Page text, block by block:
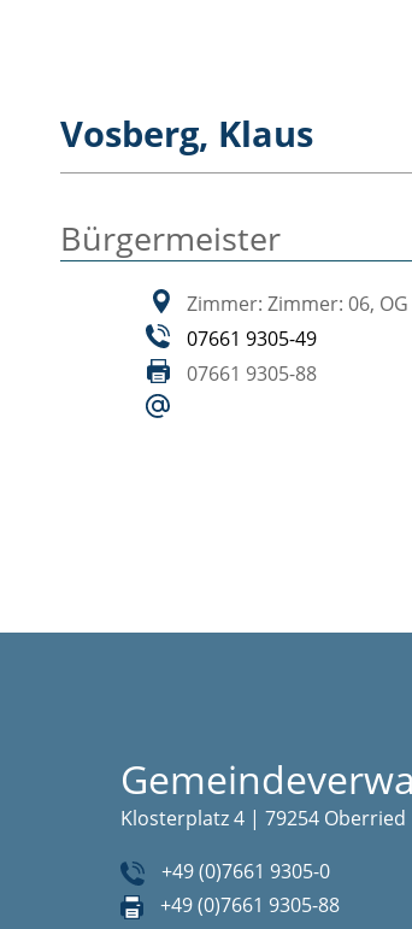
Vosberg, Klaus
Bürgermeister
Zimmer: Zimmer: 06, OG
07661 9305-49
07661 9305-88
Klosterplatz 4 | 79254 Oberried
+49 (0)7661 9305-0
+49 (0)7661 9305-88